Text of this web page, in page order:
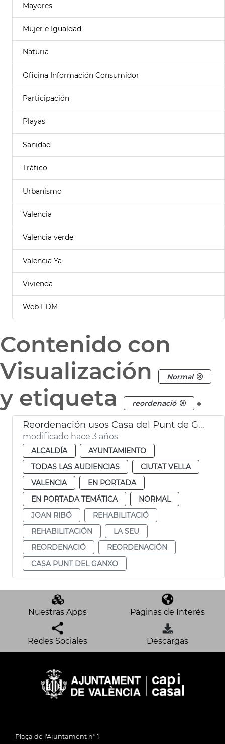
Mayores
Mujer e Igualdad
Naturia
Oficina Información Consumidor
Participación
Playas
Sanidad
Tráfico
Urbanismo
Valencia
Valencia verde
Valencia Ya
Vivienda
Web FDM
Contenido con
Visualización
Normal
y etiqueta reordenació .
Reordenación usos Casa del Punt de Ganxo
modificado hace 3 años
ALCALDÍA
AYUNTAMIENTO
TODAS LAS AUDIENCIAS
CIUTAT VELLA
VALENCIA
EN PORTADA
EN PORTADA TEMÁTICA
NORMAL
JOAN RIBÓ
REHABILITACIÓ
REHABILITACIÓN
LA SEU
REORDENACIÓ
REORDENACIÓN
CASA PUNT DEL GANXO
Nuestras Apps Páginas de Interés
Redes Sociales Descargas
Plaça de l'Ajuntament nº 1